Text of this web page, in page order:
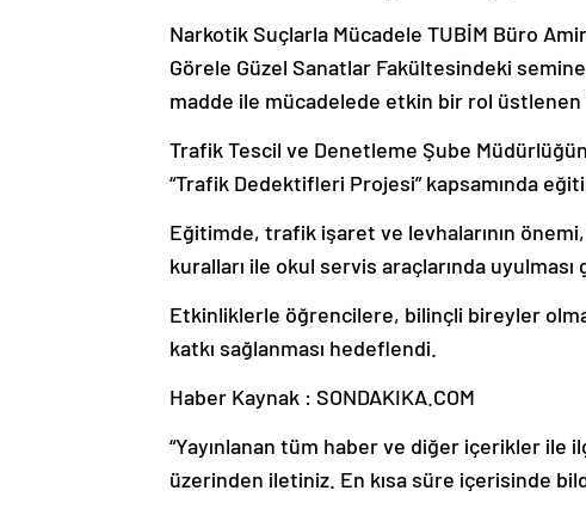
Narkotik Suçlarla Mücadele TUBİM Büro
Görele Güzel Sanatlar Fakültesindeki
madde ile mücadelede etkin bir rol üstlenen
Trafik Tescil ve Denetleme Şube
“Trafik Dedektifleri Projesi” kapsamında
Eğitimde, trafik işaret ve levhalarının
kuralları ile okul servis araçlarında uyulması
Etkinliklerle öğrencilere, bilinçli bireyler
katkı sağlanması hedeflendi.
Haber Kaynak : SONDAKIKA.COM
“Yayınlanan tüm haber ve diğer içerikler ile
üzerinden iletiniz. En kısa süre içerisinde